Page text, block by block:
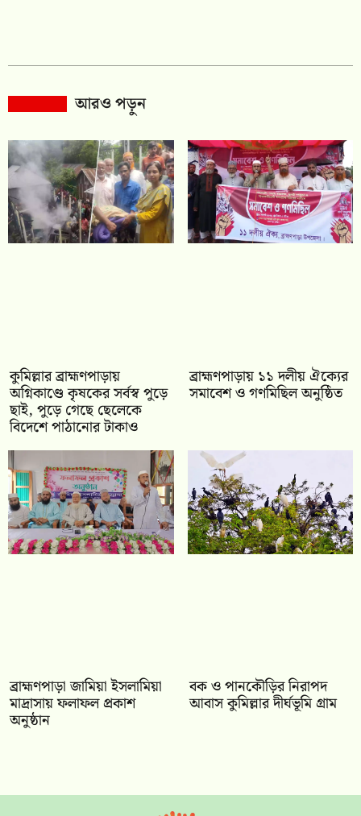
আরও পড়ুন
কুমিল্লার ব্রাহ্মণপাড়ায়
অগ্নিকাণ্ডে কৃষকের সর্বস্ব পুড়ে
ছাই, পুড়ে গেছে ছেলেকে
বিদেশে পাঠানোর টাকাও
‎ব্রাহ্মণপাড়ায় ১১ দলীয় ঐক্যের
সমাবেশ ও গণমিছিল অনুষ্ঠিত
‎ব্রাহ্মণপাড়া জামিয়া ইসলামিয়া
মাদ্রাসায় ফলাফল প্রকাশ
অনুষ্ঠান
বক ও পানকৌড়ির নিরাপদ
আবাস কুমিল্লার দীর্ঘভূমি গ্রাম